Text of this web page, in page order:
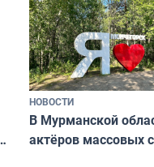
НОВОСТИ
В Мурманской
актёров массовых